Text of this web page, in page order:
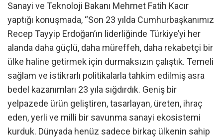
Sanayi ve Teknoloji Bakanı Mehmet Fatih Kacır
yaptığı konuşmada, “Son 23 yılda Cumhurbaşkanımız
Recep Tayyip Erdoğan’ın liderliğinde Türkiye’yi her
alanda daha güçlü, daha müreffeh, daha rekabetçi bir
ülke haline getirmek için durmaksızın çalıştık. Temeli
sağlam ve istikrarlı politikalarla tahkim edilmiş asra
bedel kazanımları 23 yıla sığdırdık. Geniş bir
yelpazede ürün geliştiren, tasarlayan, üreten, ihraç
eden, yerli ve milli bir savunma sanayi ekosistemi
kurduk. Dünyada henüz sadece birkaç ülkenin sahip